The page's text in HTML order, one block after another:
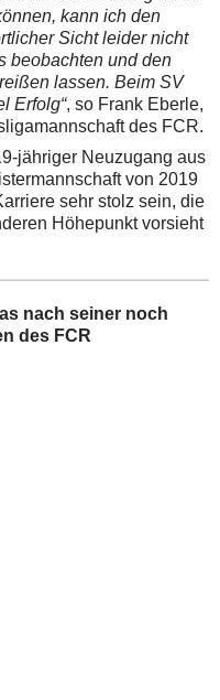
kann ich den
Sicht leider nicht
beobachten und den
lassen. Beim SV
Erfolg“, so Frank Eberle,
des FCR.
jähriger Neuzugang aus
von 2019
sehr stolz sein, die
Höhepunkt vorsieht
nach seiner noch
des FCR